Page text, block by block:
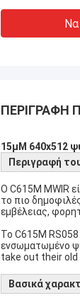
ΠΕΡΙΓΡΑΦΉ
15μM 640x512
Περιγραφή
Ο C615M MWIR
το πιο
εμβέλειας,
Το C615M
ενσωματωμένο
take out their
Βασικά